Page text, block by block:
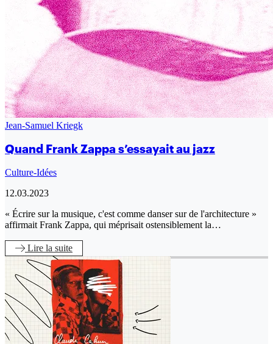
Jean-Samuel Kriegk
Quand Frank Zappa s’essayait au jazz
Culture-Idées
12.03.2023
« Écrire sur la musique, c'est comme danser sur de l'architecture »
affirmait Frank Zappa, qui méprisait ostensiblement la…
Lire la suite